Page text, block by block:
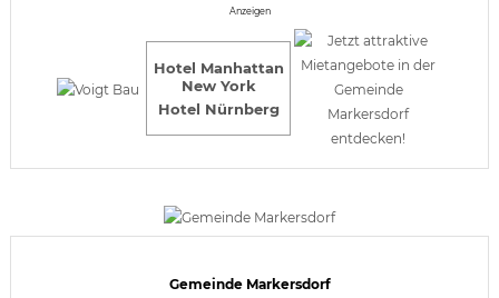
Anzeigen
Hotel Manhattan
New York
Hotel Nürnberg
Gemeinde Markersdorf